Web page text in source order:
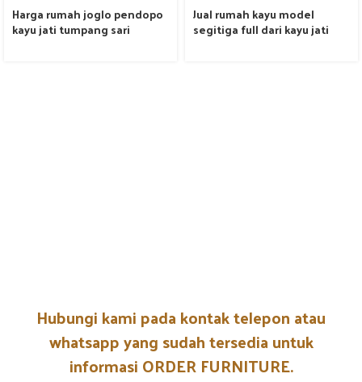
Harga rumah joglo pendopo
kayu jati tumpang sari
Jual rumah kayu model
segitiga full dari kayu jati
Hubungi kami pada kontak telepon atau
whatsapp yang sudah tersedia untuk
informasi ORDER FURNITURE.